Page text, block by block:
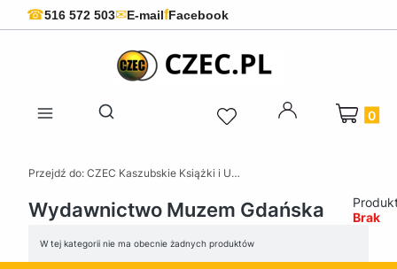
☎516 572 503✉E-mailfFacebook
Otwórz wyszukiwarkę
Produkty
Przejdź do: CZEC Kaszubskie Książki i Upominki - Pamiątki z Kaszub
Wydawnictwo Muzem Gdańska
Brak
Lista produktów
W tej kategorii nie ma obecnie żadnych produktów